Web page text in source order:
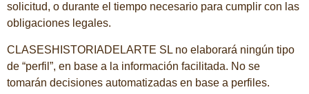
solicitud, o durante el tiempo necesario para cumplir con las
obligaciones legales.
CLASESHISTORIADELARTE SL no elaborará ningún tipo
de “perfil”, en base a la información facilitada. No se
tomarán decisiones automatizadas en base a perfiles.